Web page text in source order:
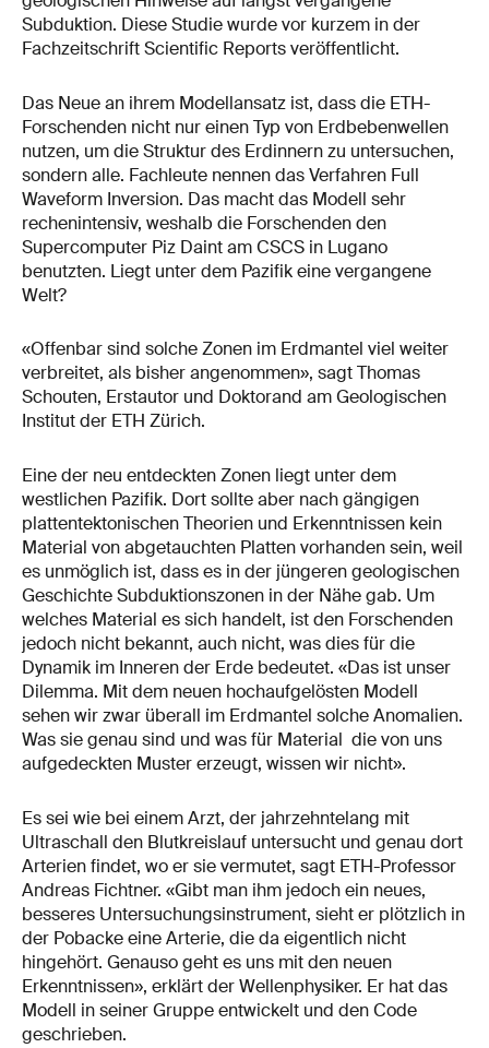
Subduktion. Diese Studie wurde vor kurzem in der
Fachzeitschrift Scientific Reports veröffentlicht.
Das Neue an ihrem Modellansatz ist, dass die ETH-
Forschenden nicht nur einen Typ von Erdbebenwellen
nutzen, um die Struktur des Erdinnern zu untersuchen,
sondern alle. Fachleute nennen das Verfahren Full
Waveform Inversion. Das macht das Modell sehr
rechenintensiv, weshalb die Forschenden den
Supercomputer Piz Daint am CSCS in Lugano
benutzten. Liegt unter dem Pazifik eine vergangene
Welt?
«Offenbar sind solche Zonen im Erdmantel viel weiter
verbreitet, als bisher angenommen», sagt Thomas
Schouten, Erstautor und Doktorand am Geologischen
Institut der ETH Zürich.
Eine der neu entdeckten Zonen liegt unter dem
westlichen Pazifik. Dort sollte aber nach gängigen
plattentektonischen Theorien und Erkenntnissen kein
Material von abgetauchten Platten vorhanden sein, weil
es unmöglich ist, dass es in der jüngeren geologischen
Geschichte Subduktionszonen in der Nähe gab. Um
welches Material es sich handelt, ist den Forschenden
jedoch nicht bekannt, auch nicht, was dies für die
Dynamik im Inneren der Erde bedeutet. «Das ist unser
Dilemma. Mit dem neuen hochaufgelösten Modell
sehen wir zwar überall im Erdmantel solche Anomalien.
Was sie genau sind und was für Material die von uns
aufgedeckten Muster erzeugt, wissen wir nicht».
Es sei wie bei einem Arzt, der jahrzehntelang mit
Ultraschall den Blutkreislauf untersucht und genau dort
Arterien findet, wo er sie vermutet, sagt ETH-Professor
Andreas Fichtner. «Gibt man ihm jedoch ein neues,
besseres Untersuchungsinstrument, sieht er plötzlich in
der Pobacke eine Arterie, die da eigentlich nicht
hingehört. Genauso geht es uns mit den neuen
Erkenntnissen», erklärt der Wellenphysiker. Er hat das
Modell in seiner Gruppe entwickelt und den Code
geschrieben.